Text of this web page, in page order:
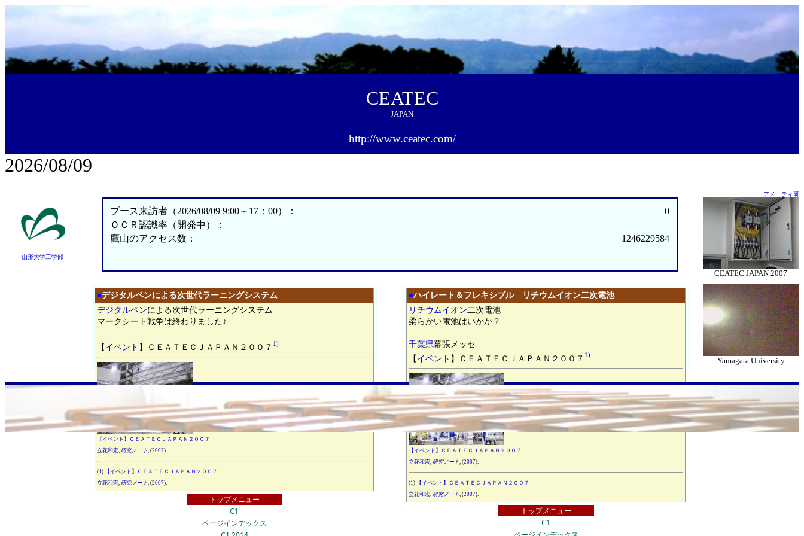
CEATEC
JAPAN
http://www.ceatec.com/
2026/08/09
アメニティ研
山形大学工学部
ブース来訪者（2026/08/09 9:00～17：00）：
0
ＯＣＲ認識率（開発中）：
鷹山のアクセス数：
1246229584
CEATEC JAPAN 2007
●デジタルペンによる次世代ラーニングシステム
デジタルペンに よる次世代ラーニングシステム
マークシート 戦争は終わりました♪
【 イベント 】 ＣＥＡＴＥＣＪＡＰＡＮ ２００７ 1)
【イベント】ＣＥＡＴＥＣＪＡＰＡＮ２００７
立花和宏, 研究ノート , (2007).
(1 )
【イベント】ＣＥＡＴＥＣＪＡＰＡＮ２００７
立花和宏, 研究ノート , (2007).
トップメニュー
C1
ページインデックス
●ハイレート＆フレキシブル リチウムイオン二次電池
リチウムイオン 二 次電池
柔らかい電池はいかが？
千葉県幕張メ ッ セ
【 イベント 】 ＣＥＡＴＥＣＪＡＰＡＮ ２００７ 1)
【イベント】ＣＥＡＴＥＣＪＡＰＡＮ２００７
立花和宏, 研究ノート , (2007).
(1 )
【イベント】ＣＥＡＴＥＣＪＡＰＡＮ２００７
立花和宏, 研究ノート , (2007).
トップメニュー
C1
Yamagata University